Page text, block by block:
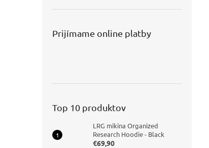
Prijímame online platby
Top 10 produktov
LRG mikina Organized
Research Hoodie - Black
€69,90